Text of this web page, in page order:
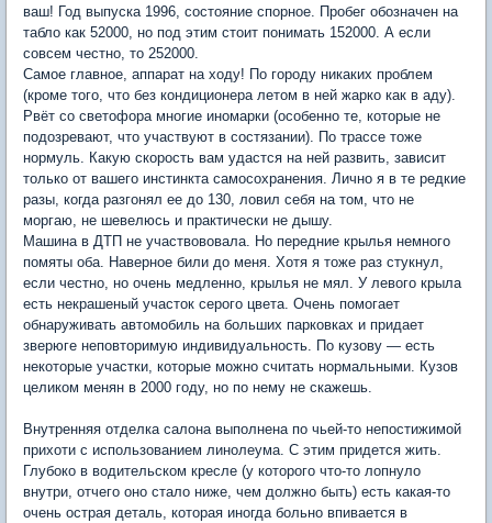
ваш! Год выпуска 1996, состояние спорное. Пробег обозначен на
табло как 52000, но под этим стоит понимать 152000. А если
совсем честно, то 252000.
Самое главное, аппарат на ходу! По городу никаких проблем
(кроме того, что без кондиционера летом в ней жарко как в аду).
Рвёт со светофора многие иномарки (особенно те, которые не
подозревают, что участвуют в состязании). По трассе тоже
нормуль. Какую скорость вам удастся на ней развить, зависит
только от вашего инстинкта самосохранения. Лично я в те редкие
разы, когда разгонял ее до 130, ловил себя на том, что не
моргаю, не шевелюсь и практически не дышу.
Машина в ДТП не участвововала. Но передние крылья немного
помяты оба. Наверное били до меня. Хотя я тоже раз стукнул,
если честно, но очень медленно, крылья не мял. У левого крыла
есть некрашеный участок серого цвета. Очень помогает
обнаруживать автомобиль на больших парковках и придает
зверюге неповторимую индивидуальность. По кузову — есть
некоторые участки, которые можно считать нормальными. Кузов
целиком менян в 2000 году, но по нему не скажешь.
Внутренняя отделка салона выполнена по чьей-то непостижимой
прихоти с использованием линолеума. С этим придется жить.
Глубоко в водительском кресле (у которого что-то лопнуло
внутри, отчего оно стало ниже, чем должно быть) есть какая-то
очень острая деталь, которая иногда больно впивается в